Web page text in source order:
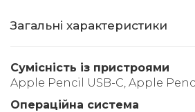
Загальні характеристики
Сумісність із пристроями
Apple Pencil USB-C, Apple
Операційна система